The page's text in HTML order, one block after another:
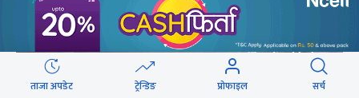
ताजा अपडेट ट्रेन्डिङ प्रोफाइल सर्च